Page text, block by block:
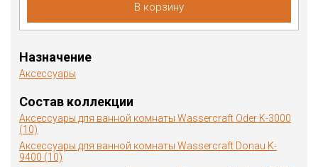
В корзину
Назначение
Аксессуары
Состав коллекции
Аксессуары для ванной комнаты Wassercraft Oder K-3000
(10)
Аксессуары для ванной комнаты Wassercraft Donau K-
9400 (10)